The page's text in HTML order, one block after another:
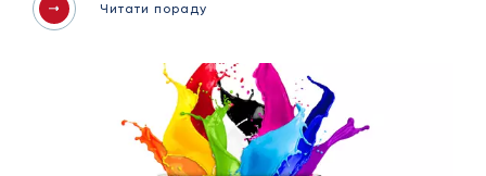
Читати пораду